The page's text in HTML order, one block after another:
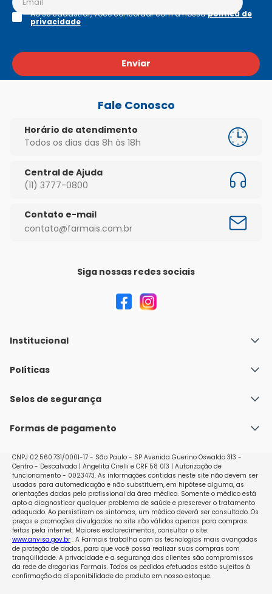
Enviar
Ao se cadastrar, você concordar com a nossapolítica de
privacidade
Fale Conosco
Horário de atendimento
Todos os dias das 8h às 18h
Central de Ajuda
(11) 3777-0800
Contato e-mail
contato@farmais.com.br
Siga nossas redes sociais
Institucional
Quem Somos
Nossas lojas
Políticas
Política de Envio
Políticas de Trocas e Devoluções
Selos de segurança
Formas de pagamento
CNPJ 02.560.731/0001-17 - São Paulo - SP Avenida Guerino Oswaldo 313 -
Centro - Descalvado | Angelita Cirelli e CRF 58 013 | Autorização de
funcionamento - 0023473. As informações contidas neste site não devem ser
usadas para automedicação e não substituem, em hipótese alguma, as
orientações dadas pelo profissional da área médica. Somente o médico está
apto a diagnosticar qualquer problema de saúde e prescrever o tratamento
adequado. Ao persistirem os sintomas, um médico deverá ser consultado. Os
preços e promoções divulgados no site são válidos apenas para compras
feitas pela internet. Maiores esclarecimentos, consultar o site:
www.anvisa.gov.br. A Farmais trabalha com as tecnologias mais avançadas
de proteção de dados, para que você possa realizar suas compras com
tranqüilidade. A privacidade e a segurança dos clientes são compromissos
da rede de drogarias Farmais. Todos os pedidos efetuados estão sujeitos à
confirmação da disponibilidade de produto em nosso estoque.